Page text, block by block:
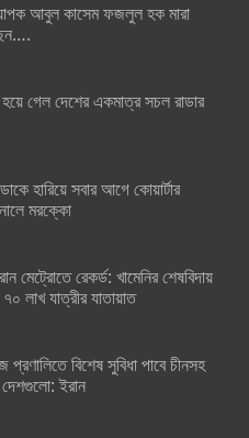
আবুল কাসেম ফজলুল হক মারা
গেল দেশের একমাত্র সচল রাডার
হারিয়ে সবার আগে কোয়ার্টার
মরক্কো
মেট্রোতে রেকর্ড: খামেনির শেষবিদায়
৭০ লাখ যাত্রীর যাতায়াত
প্রণালিতে বিশেষ সুবিধা পাবে চীনসহ
ইরান